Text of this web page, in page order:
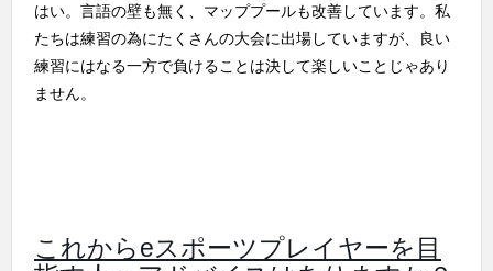
はい。言語の壁も無く、マッププールも改善しています。私
たちは練習の為にたくさんの大会に出場していますが、良い
練習にはなる一方で負けることは決して楽しいことじゃあり
ません。
これからeスポーツプレイヤーを目